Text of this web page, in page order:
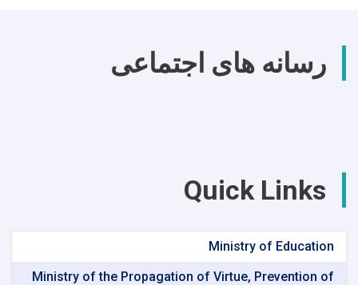
رسانه های اجتماعی
Quick Links
Ministry of Education
Ministry of the Propagation of Virtue, Prevention of